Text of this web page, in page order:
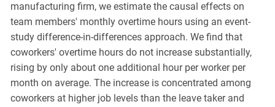
manufacturing firm, we estimate the causal effects on
team members' monthly overtime hours using an event-
study difference-in-differences approach. We find that
coworkers' overtime hours do not increase substantially,
rising by only about one additional hour per worker per
month on average. The increase is concentrated among
coworkers at higher job levels than the leave taker and